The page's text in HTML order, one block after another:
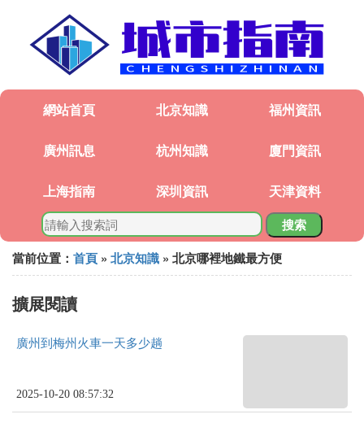
網站首頁 北京知識 福州資訊
廣州訊息 杭州知識 廈門資訊
上海指南 深圳資訊 天津資料
搜索
當前位置： 首頁 » 北京知識 » 北京哪裡地鐵最方便
擴展閱讀
廣州到梅州火車一天多少趟
2025-10-20 08:57:32